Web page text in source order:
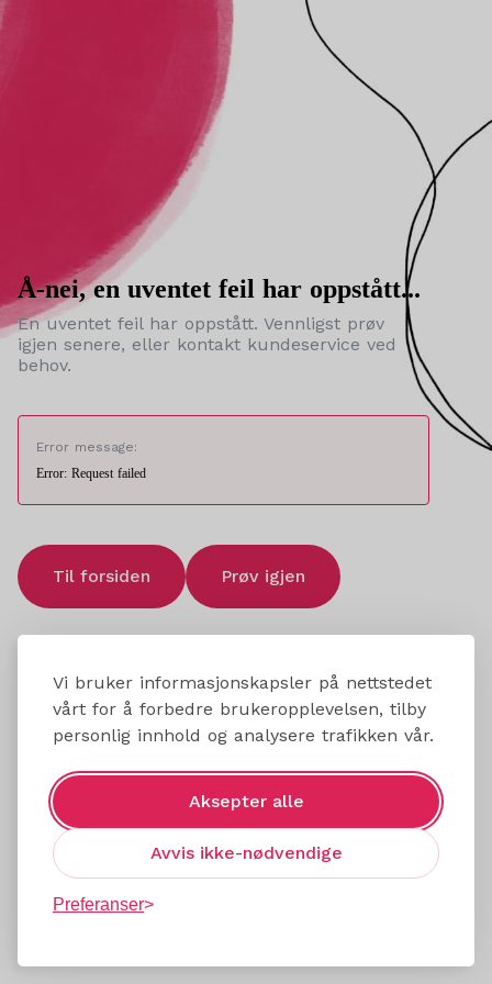
Vi bruker informasjonskapsler på nettstedet
vårt for å forbedre brukeropplevelsen, tilby
personlig innhold og analysere trafikken vår.
Aksepter alle
Avvis ikke-nødvendige
Preferanser
Å-nei, en uventet feil har oppstått...
En uventet feil har oppstått. Vennligst prøv
igjen senere, eller kontakt kundeservice ved
behov.
Error message:
Error: Request failed
Til forsiden Prøv igjen